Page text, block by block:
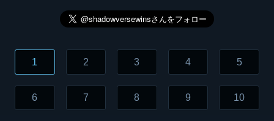
1 2 3 4 5
6 7 8 9 10